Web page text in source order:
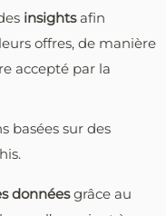
insightsafin
offres, de manière
accepté par la
basées sur des
donnéesgrâce au